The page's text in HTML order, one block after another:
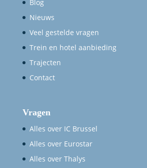
Blog
Nieuws
Veel gestelde vragen
Trein en hotel aanbieding
Trajecten
Contact
Vragen
Alles over IC Brussel
Alles over Eurostar
Alles over Thalys